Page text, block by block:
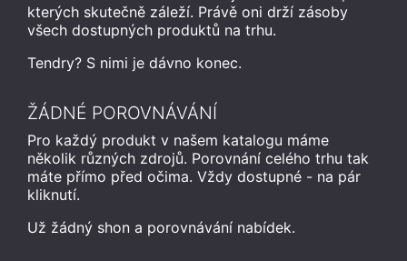
kterých skutečně záleží. Právě oni drží zásoby
všech dostupných produktů na trhu.
Tendry? S nimi je dávno konec.
ŽÁDNÉ POROVNÁVÁNÍ
Pro každý produkt v našem katalogu máme
několik různých zdrojů. Porovnání celého trhu tak
máte přímo před očima. Vždy dostupné - na pár
kliknutí.
Už žádný shon a porovnávání nabídek.